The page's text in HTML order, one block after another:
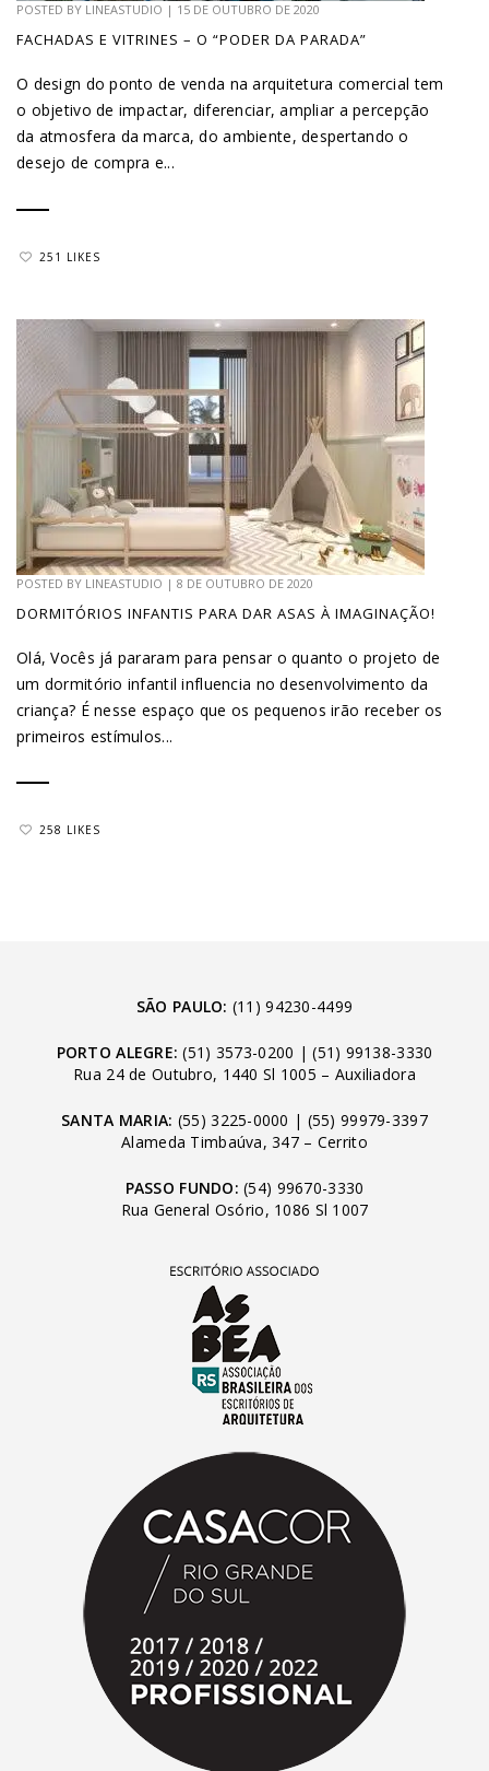
POSTED BY LINEASTUDIO | 15 DE OUTUBRO DE 2020
FACHADAS E VITRINES – O “PODER DA PARADA”
O design do ponto de venda na arquitetura comercial tem
o objetivo de impactar, diferenciar, ampliar a percepção
da atmosfera da marca, do ambiente, despertando o
desejo de compra e...
251 LIKES
POSTED BY LINEASTUDIO | 8 DE OUTUBRO DE 2020
DORMITÓRIOS INFANTIS PARA DAR ASAS À IMAGINAÇÃO!
Olá, Vocês já pararam para pensar o quanto o projeto de
um dormitório infantil influencia no desenvolvimento da
criança? É nesse espaço que os pequenos irão receber os
primeiros estímulos...
258 LIKES
SÃO PAULO: (11) 94230-4499
PORTO ALEGRE: (51) 3573-0200 |(51) 99138-3330
Rua 24 de Outubro, 1440 Sl 1005 – Auxiliadora
SANTA MARIA: (55) 3225-0000 | (55) 99979-3397
Alameda Timbaúva, 347 – Cerrito
PASSO FUNDO: (54) 99670-3330
Rua General Osório, 1086 Sl 1007